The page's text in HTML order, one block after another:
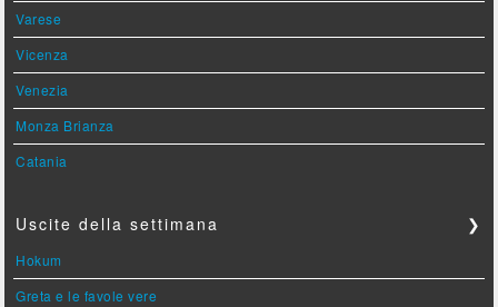
Varese
Vicenza
Venezia
Monza Brianza
Catania
Uscite della settimana ❯
Hokum
Greta e le favole vere